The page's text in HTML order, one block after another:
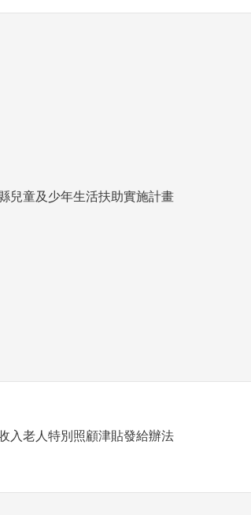
兒童及少年生活扶助實施計畫
入老人特別照顧津貼發給辦法